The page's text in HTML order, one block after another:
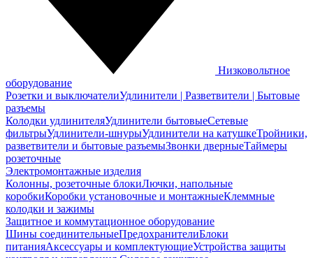
Низковольтное
оборудование
Розетки и выключателиУдлинители | Разветвители | Бытовые
разъемы
Колодки удлинителяУдлинители бытовыеСетевые
фильтрыУдлинители-шнурыУдлинители на катушкеТройники,
разветвители и бытовые разъемыЗвонки дверныеТаймеры
розеточные
Электромонтажные изделия
Колонны, розеточные блокиЛючки, напольные
коробкиКоробки установочные и монтажныеКлеммные
колодки и зажимы
Защитное и коммутационное оборудование
Шины соединительныеПредохранителиБлоки
питанияАксессуары и комплектующиеУстройства защиты